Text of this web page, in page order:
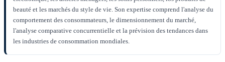
beauté et les marchés du style de vie. Son expertise comprend l'analyse du
comportement des consommateurs, le dimensionnement du marché,
l'analyse comparative concurrentielle et la prévision des tendances dans
les industries de consommation mondiales.